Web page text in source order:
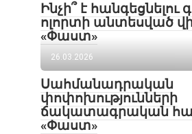
Ինչի՞ է հանգեցնելու
ոլորտի անտեսված
«Փաստ»
26.03.2026
Սահմանադրական
փոփոխությունների
ճակատագրական
«Փաստ»